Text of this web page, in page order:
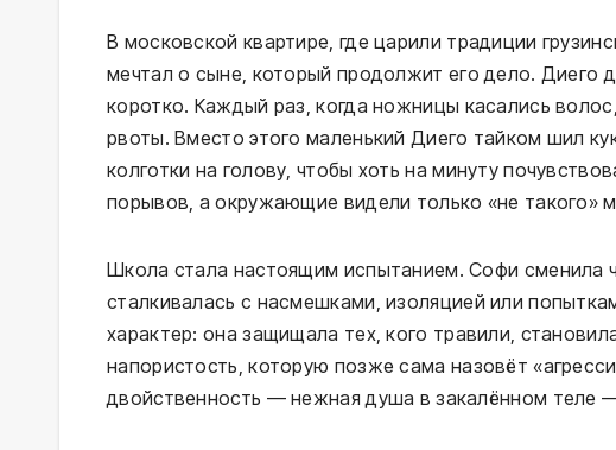
В московской квартире, где царили традиции
мечтал о сыне, который продолжит его дело. Диего
коротко. Каждый раз, когда ножницы касались
рвоты. Вместо этого маленький Диего тайком шил
колготки на голову, чтобы хоть на минуту
порывов, а окружающие видели только «не такого»
Школа стала настоящим испытанием. Софи сменила
сталкивалась с насмешками, изоляцией или
характер: она защищала тех, кого травили,
напористость, которую позже сама назовёт
двойственность — нежная душа в закалённом теле